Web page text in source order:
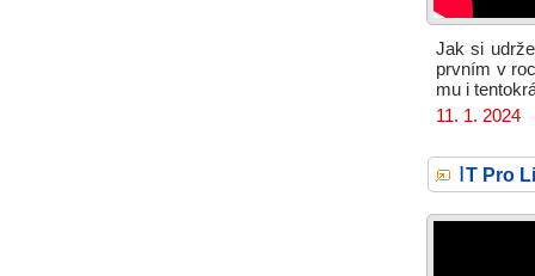
Jak si
prvním v
mu i
11. 1. 2024
IT Pro